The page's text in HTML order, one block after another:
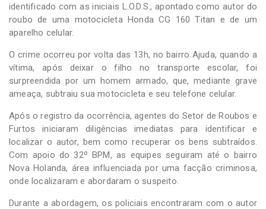
identificado com as iniciais L.O.D.S., apontado como autor do
roubo de uma motocicleta Honda CG 160 Titan e de um
aparelho celular.
O crime ocorreu por volta das 13h, no bairro Ajuda, quando a
vítima, após deixar o filho no transporte escolar, foi
surpreendida por um homem armado, que, mediante grave
ameaça, subtraiu sua motocicleta e seu telefone celular.
Após o registro da ocorrência, agentes do Setor de Roubos e
Furtos iniciaram diligências imediatas para identificar e
localizar o autor, bem como recuperar os bens subtraídos.
Com apoio do 32º BPM, as equipes seguiram até o bairro
Nova Holanda, área influenciada por uma facção criminosa,
onde localizaram e abordaram o suspeito.
Durante a abordagem, os policiais encontraram com o autor